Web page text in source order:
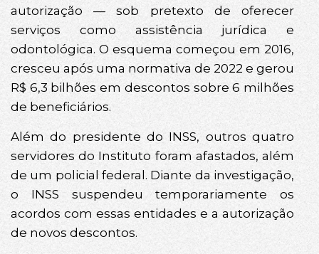
autorização — sob pretexto de oferecer
serviços como assistência jurídica e
odontológica. O esquema começou em 2016,
cresceu após uma normativa de 2022 e gerou
R$ 6,3 bilhões em descontos sobre 6 milhões
de beneficiários.
Além do presidente do INSS, outros quatro
servidores do Instituto foram afastados, além
de um policial federal. Diante da investigação,
o INSS suspendeu temporariamente os
acordos com essas entidades e a autorização
de novos descontos.